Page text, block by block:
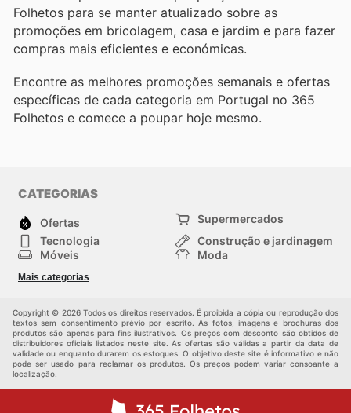
Folhetos para se manter atualizado sobre as
promoções em bricolagem, casa e jardim e para fazer
compras mais eficientes e económicas.
Encontre as melhores promoções semanais e ofertas
específicas de cada categoria em Portugal no 365
Folhetos e comece a poupar hoje mesmo.
CATEGORIAS
Ofertas
Supermercados
Tecnologia
Construção e jardinagem
Móveis
Moda
Crianças
Mais categorias
Copyright © 2026 Todos os direitos reservados. É proibida a cópia ou reprodução dos
textos sem consentimento prévio por escrito. As fotos, imagens e brochuras dos
produtos são apenas para fins ilustrativos. Os preços com desconto são obtidos de
distribuidores oficiais listados neste site. As ofertas são válidas a partir da data de
validade ou enquanto durarem os estoques. O objetivo deste site é informativo e não
pode ser usado para reclamar os produtos. Os preços podem variar consoante a
localização.